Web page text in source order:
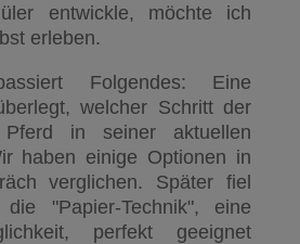
entwickle, möchte ich
erleben.
Folgendes: Eine
welcher Schritt der
in seiner aktuellen
haben einige Optionen in
verglichen. Später fiel
"Papier-Technik", eine
perfekt geeignet